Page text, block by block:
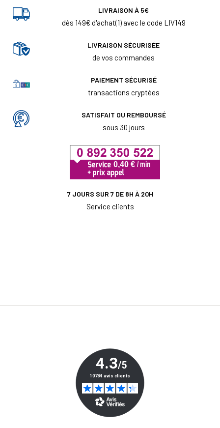
LIVRAISON À 5€
dès 149€ d'achat(1) avec le code LIV149
LIVRAISON SÉCURISÉE
de vos commandes
PAIEMENT SÉCURISÉ
transactions cryptées
SATISFAIT OU REMBOURSÉ
sous 30 jours
7 JOURS SUR 7 DE 8H À 20H
Service clients